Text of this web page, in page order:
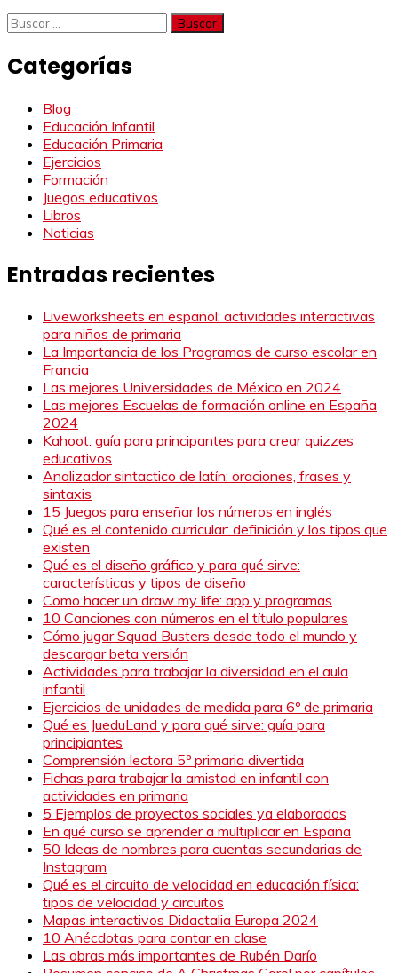
Buscar:
Categorías
Blog
Educación Infantil
Educación Primaria
Ejercicios
Formación
Juegos educativos
Libros
Noticias
Entradas recientes
Liveworksheets en español: actividades interactivas
para niños de primaria
La Importancia de los Programas de curso escolar en
Francia
Las mejores Universidades de México en 2024
Las mejores Escuelas de formación online en España
2024
Kahoot: guía para principantes para crear quizzes
educativos
Analizador sintactico de latín: oraciones, frases y
sintaxis
15 Juegos para enseñar los números en inglés
Qué es el contenido curricular: definición y los tipos que
existen
Qué es el diseño gráfico y para qué sirve:
características y tipos de diseño
Como hacer un draw my life: app y programas
10 Canciones con números en el título populares
Cómo jugar Squad Busters desde todo el mundo y
descargar beta versión
Actividades para trabajar la diversidad en el aula
infantil
Ejercicios de unidades de medida para 6º de primaria
Qué es JueduLand y para qué sirve: guía para
principiantes
Comprensión lectora 5º primaria divertida
Fichas para trabajar la amistad en infantil con
actividades en primaria
5 Ejemplos de proyectos sociales ya elaborados
En qué curso se aprender a multiplicar en España
50 Ideas de nombres para cuentas secundarias de
Instagram
Qué es el circuito de velocidad en educación física:
tipos de velocidad y circuitos
Mapas interactivos Didactalia Europa 2024
10 Anécdotas para contar en clase
Las obras más importantes de Rubén Darío